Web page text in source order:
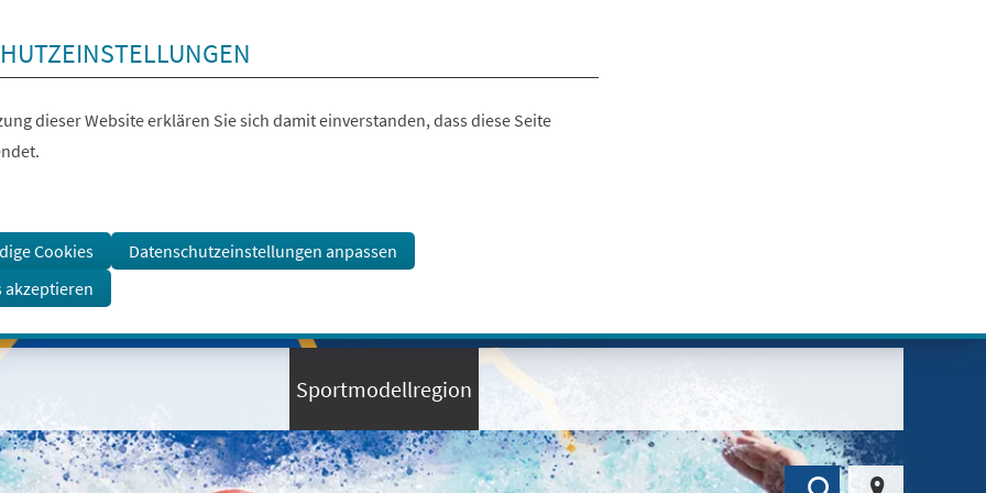
dieser Website erklären Sie sich damit einverstanden, dass diese Seite
Cookies
Datenschutzeinstellungen anpassen
akzeptieren
Sportmodellregion